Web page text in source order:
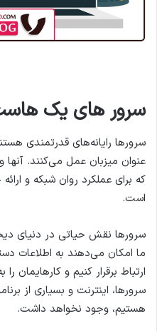
سرور های یک
سرورها رایانه‌های قدرتمندی
عنوان میزبان عمل می‌کنند.
که برای عملکرد روان شبکه و
است.
سرورها نقش حیاتی در دنیای
ما امکان می‌دهند به اطلاعات
ارتباط برقرار کنیم و کارهایمان
سرورها، اینترنت و بسیاری از
هستیم، وجود نخواهد داشت.